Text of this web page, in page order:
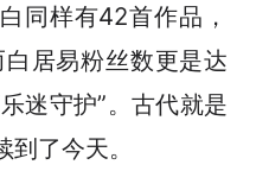
同样有42首作品，
居易粉丝数更是达
迷守护”。古代就是
了今天。